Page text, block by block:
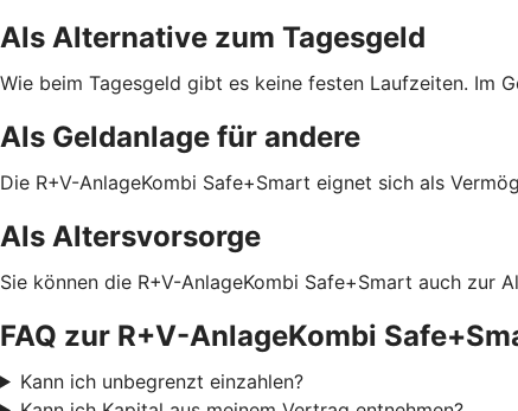
Als Alternative zum Tagesgeld
Wie beim Tagesgeld gibt es keine festen Laufzeiten. Im
Als Geldanlage für andere
Die R+V-AnlageKombi Safe+Smart eignet sich als
Als Altersvorsorge
Sie können die R+V-AnlageKombi Safe+Smart auch zur
FAQ zur R+V-AnlageKombi
Kann ich unbegrenzt einzahlen?